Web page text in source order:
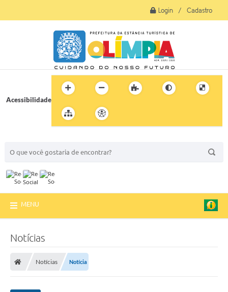
Login / Cadastro
Acessibilidade
MENU
Notícias
Notícias Notícia